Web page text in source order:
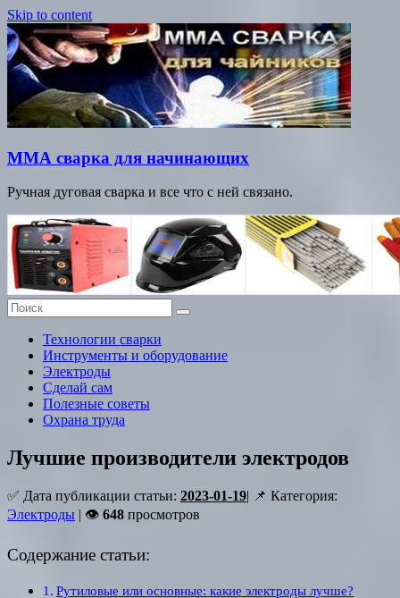
Skip to content
ММА сварка для начинающих
Ручная дуговая сварка и все что с ней связано.
Технологии сварки
Инструменты и оборудование
Электроды
Сделай сам
Полезные советы
Охрана труда
Лучшие производители электродов
✅ Дата публикации статьи: 2023-01-19| 📌 Категория:
Электроды | 👁 648 просмотров
Содержание статьи:
Рутиловые или основные: какие электроды лучше?